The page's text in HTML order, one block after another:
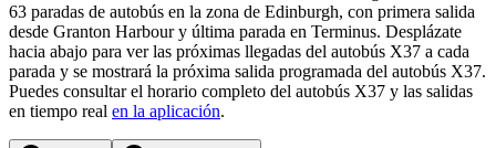
63 paradas de autobús en la zona de Edinburgh, con primera salida
desde Granton Harbour y última parada en Terminus. Desplázate
hacia abajo para ver las próximas llegadas del autobús X37 a cada
parada y se mostrará la próxima salida programada del autobús X37.
Puedes consultar el horario completo del autobús X37 y las salidas
en tiempo real en la aplicación.